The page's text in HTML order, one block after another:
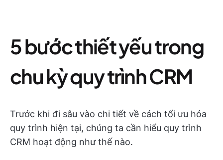
5 bước thiết yếu trong
chu kỳ quy trình CRM
Trước khi đi sâu vào chi tiết về cách tối ưu hóa
quy trình hiện tại, chúng ta cần hiểu quy trình
CRM hoạt động như thế nào.